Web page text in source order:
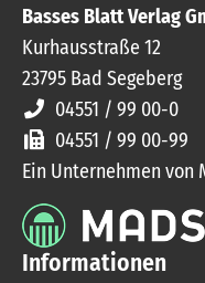
Basses Blatt Verlag
Kurhausstraße 12
23795 Bad Segeberg
04551 / 99 00-0
04551 / 99 00-99
Ein Unternehmen von
Informationen